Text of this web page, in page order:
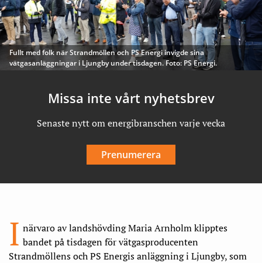
Fullt med folk när Strandmöllen och PS Energi invigde sina
vätgasanläggningar i Ljungby under tisdagen. Foto: PS Energi.
Missa inte vårt nyhetsbrev
Senaste nytt om energibranschen varje vecka
Prenumerera
I närvaro av landshövding Maria Arnholm klipptes
bandet på tisdagen för vätgasproducenten
Strandmöllens och PS Energis anläggning i Ljungby, som